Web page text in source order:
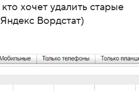
хочет удалить старые
Вордстат)